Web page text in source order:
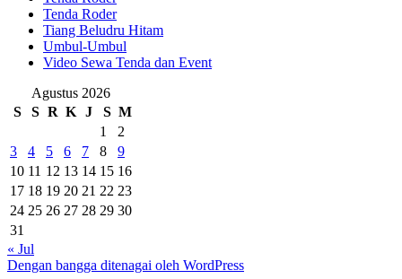
Tenda Roder
Tiang Beludru Hitam
Umbul-Umbul
Video Sewa Tenda dan Event
Agustus 2026
S
S R K J S M
1
2
3
4 5 6 7 8
9
10 11 12 13 14 15 16
17 18 19 20 21 22 23
24 25 26 27 28 29 30
31
« Jul
Dengan bangga ditenagai oleh WordPress